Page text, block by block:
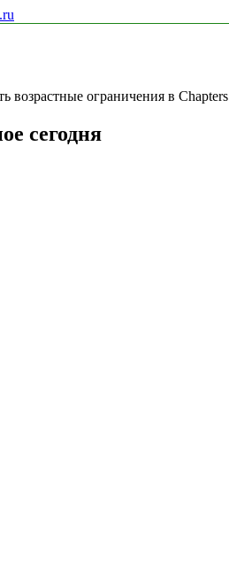
сайт
возрастные ограничения в Chapters
сегодня